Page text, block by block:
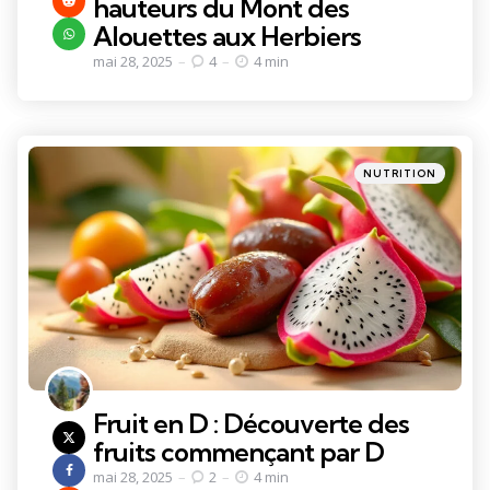
hauteurs du Mont des
Alouettes aux Herbiers
mai 28, 2025 4 4 min
Categories
Posted
in
NUTRITION
Fruit en D : Découverte des
fruits commençant par D
mai 28, 2025 2 4 min